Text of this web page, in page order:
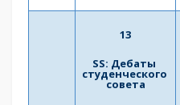
13
SS: Дебаты
студенческого
совета